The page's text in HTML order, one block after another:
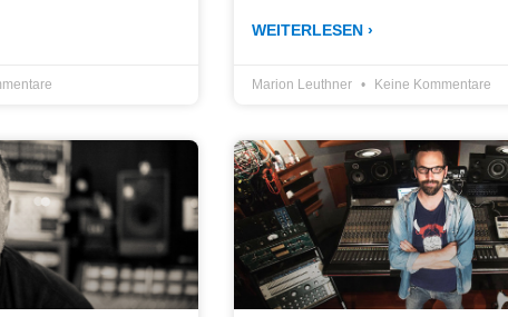
WEITERLESEN ›
Marion Leuthner Keine Kommentare